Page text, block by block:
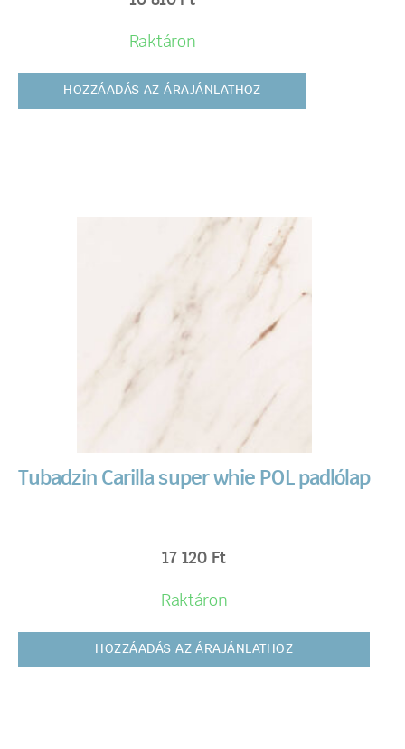
Raktáron
HOZZÁADÁS AZ ÁRAJÁNLATHOZ
Tubadzin Carilla super whie POL padlólap
17 120 Ft
Raktáron
HOZZÁADÁS AZ ÁRAJÁNLATHOZ